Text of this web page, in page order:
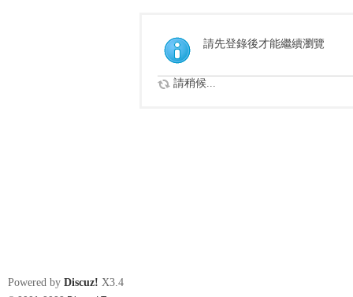
請先登錄後才能繼續瀏覽
請稍候...
Powered by Discuz! X3.4